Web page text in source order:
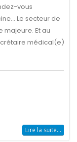
vous
Le secteur de
majeure. Et au
médical(e)
Lire la suite...